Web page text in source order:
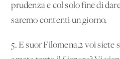
prudenza e col solo fine di
saremo contenti un giorno.
5. E suor Filomena,2 voi siete